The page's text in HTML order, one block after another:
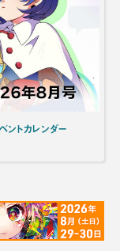
ントカレンダー